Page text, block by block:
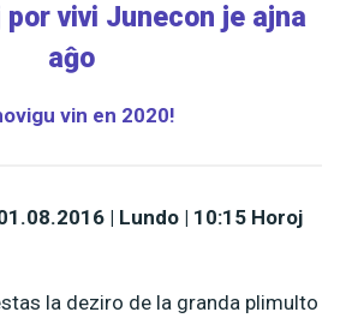
por vivi Junecon je ajna
aĝo
vin en 2020!
| Lundo | 10:15 Horoj
la deziro de la granda plimulto